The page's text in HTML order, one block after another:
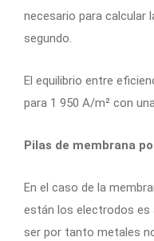
necesario para calcular
segundo.
El equilibrio entre
para 1 950 A/m² con
Pilas de membrana
En el caso de la
están los electrodos es
ser por tanto metales